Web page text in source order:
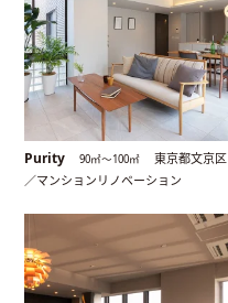
Purity 90㎡〜100㎡
東京都文京区
／マンションリノベーション